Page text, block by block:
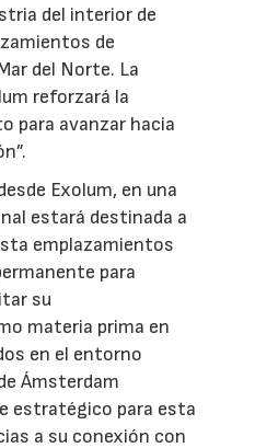
del interior de
de
del Norte. La
reforzará la
para avanzar hacia
Exolum, en una
estará destinada a
emplazamientos
para
su
materia prima en
en el entorno
Ámsterdam
estratégico para esta
a su conexión con